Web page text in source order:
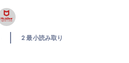
2 最小読み取り